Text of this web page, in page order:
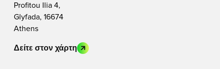
Profitou Ilia 4,
Glyfada, 16674
Athens
Δείτε στον χάρτη